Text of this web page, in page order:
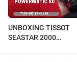
UNBOXING TISSOT
SEASTAR 2000